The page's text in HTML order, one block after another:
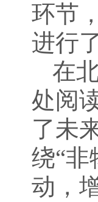
环节
进行
在
处阅
了未
绕“
动，